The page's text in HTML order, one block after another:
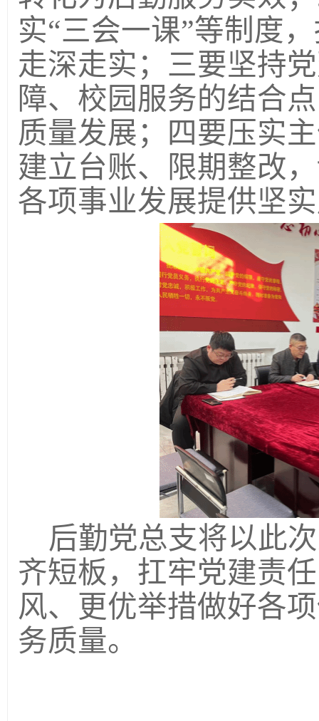
实“三会一课”等制度
走深走实；三要坚持
障、校园服务的结合
质量发展；四要压实
建立台账、限期整改
各项事业发展提供坚
后勤党总支将以此
齐短板，扛牢党建责
风、更优举措做好各
务质量。